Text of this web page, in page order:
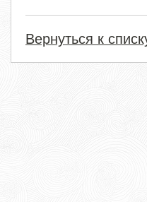
Вернуться к